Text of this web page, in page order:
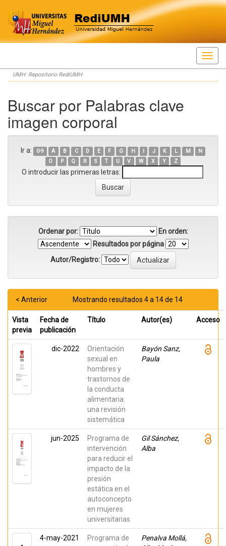
Skip
navigation
UMH: Repositorio RediUMH
Buscar por Palabras clave
imagen corporal
Ir a: 0-9 A B C D E F G H I J K L M
N
O
P Q R S T U V W X Y Z
O introducir las primeras letras:
Ordenar por:
En orden:
Resultados por página
Autor/Registro:
Mostrando resultados 4 a 14 de 14
< Anterior
Vista
previa
Fecha de
publicación
Título Autor(es) Acceso
dic-2022
Orientación
sexual en
hombres y
trastornos de
la conducta
alimentaria:
una revisión
sistemática
Bayón Sanz,
Paula
jun-2025
Programa de
intervención
para reducir el
impacto de la
presión
estática en el
autoconcepto
en mujeres
universitarias
Gil Sánchez,
Alba
4-may-2021
Programa de
Penalva Mollá,